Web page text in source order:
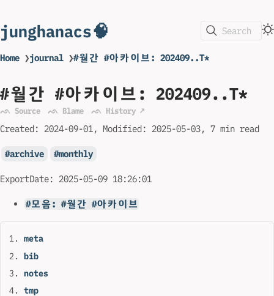
junghanacs🧠 Search
Home ❯journal ❯#월간 #아카이브: 202409..T*
#월간 #아카이브: 202409..T*
ᨒ Source ᨒ Blame ᨒ History ↗
Created: 2024-09-01 Modified: 2025-05-03 7 min read
archive monthly
ExportDate: 2025-05-09 18:26:01
#모음: #월간 #아카이브
meta
bib
notes
tmp